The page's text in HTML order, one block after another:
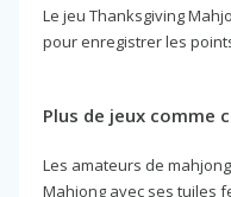
Le jeu Thanksgiving
pour enregistrer les
Plus de jeux comme
Les amateurs de
Mahjong avec ses tuiles